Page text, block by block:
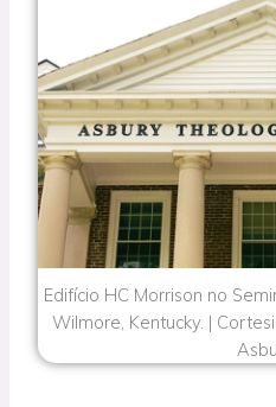
Edifício HC Morrison no
Wilmore, Kentucky. |